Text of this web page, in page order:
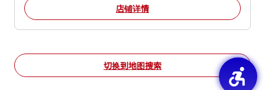
店铺详情
切换到地图搜索